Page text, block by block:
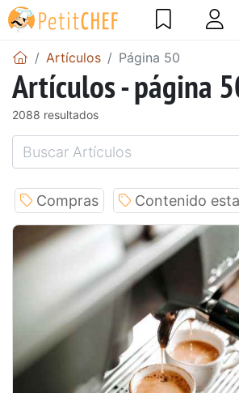
Artículos Página 50
Artículos - página
2088 resultados
Compras Contenido